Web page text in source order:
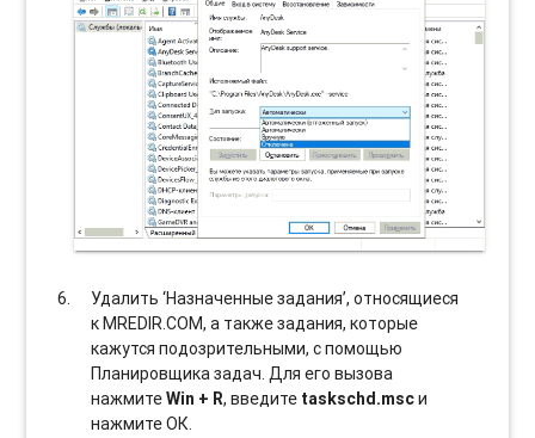
Удалить ‘Назначенные задания’, относящиеся
к MREDIR.COM, а также задания, которые
кажутся подозрительными, с помощью
Планировщика задач. Для его вызова
нажмитеWin + R, введите taskschd.mscи
нажмите ОК.